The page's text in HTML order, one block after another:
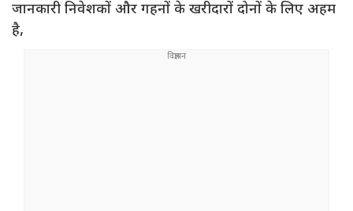
जानकारी निवेशकों और गहनों के खरीदारों दोनों के लिए अहम
है,